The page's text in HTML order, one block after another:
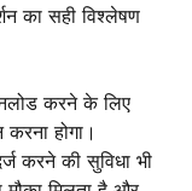
का सही विश्लेषण
करने के लिए
होगा।
करने की सुविधा भी